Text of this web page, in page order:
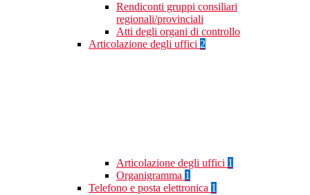
Rendiconti gruppi consiliari
regionali/provinciali
Atti degli organi di controllo
Articolazione degli uffici 2
Articolazione degli uffici 1
Organigramma 1
Telefono e posta elettronica 1